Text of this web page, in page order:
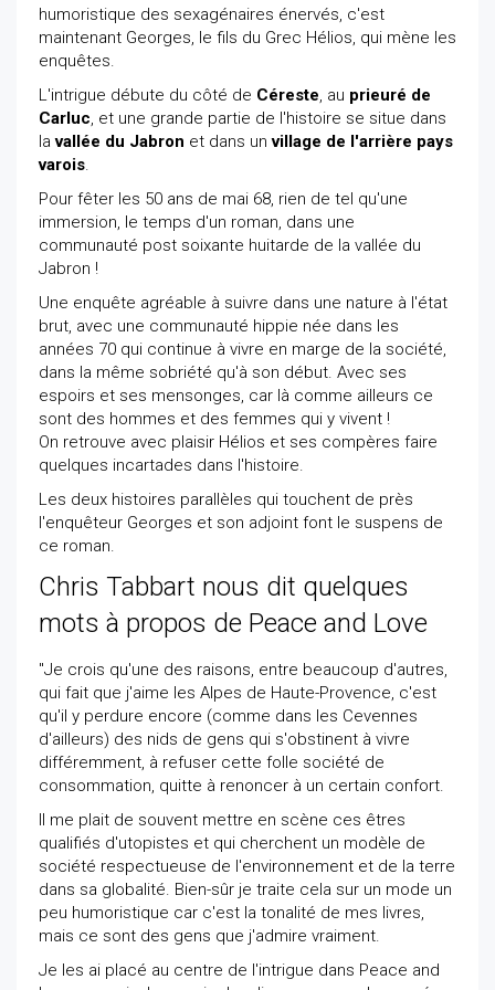
humoristique des sexagénaires énervés, c'est
maintenant Georges, le fils du Grec Hélios, qui mène les
enquêtes.
L'intrigue débute du côté de Céreste, au prieuré de
Carluc, et une grande partie de l'histoire se situe dans
lavallée du Jabron et dans unvillage de l'arrière pays
varois.
Pour fêter les 50 ans de mai 68, rien de tel qu'une
immersion, le temps d'un roman, dans une
communauté post soixante huitarde de la vallée du
Jabron !
Une enquête agréable à suivre dans une nature à l'état
brut, avec une communauté hippie née dans les
années 70 qui continue à vivre en marge de la société,
dans la même sobriété qu'à son début. Avec ses
espoirs et ses mensonges, car là comme ailleurs ce
sont des hommes et des femmes qui y vivent !
On retrouve avec plaisir Hélios et ses compères faire
quelques incartades dans l'histoire.
Les deux histoires parallèles qui touchent de près
l'enquêteur Georges et son adjoint font le suspens de
ce roman.
Chris Tabbart nous dit quelques
mots à propos de Peace and Love
"Je crois qu'une des raisons, entre beaucoup d'autres,
qui fait que j'aime les Alpes de Haute-Provence, c'est
qu'il y perdure encore (comme dans les Cevennes
d'ailleurs) des nids de gens qui s'obstinent à vivre
différemment, à refuser cette folle société de
consommation, quitte à renoncer à un certain confort.
Il me plait de souvent mettre en scène ces êtres
qualifiés d'utopistes et qui cherchent un modèle de
société respectueuse de l'environnement et de la terre
dans sa globalité. Bien-sûr je traite cela sur un mode un
peu humoristique car c'est la tonalité de mes livres,
mais ce sont des gens que j'admire vraiment.
Je les ai placé au centre de l'intrigue dans Peace and